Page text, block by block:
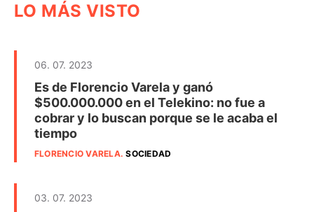
LO MÁS VISTO
06. 07. 2023
Es de Florencio Varela y ganó
$500.000.000 en el Telekino: no fue a
cobrar y lo buscan porque se le acaba el
tiempo
FLORENCIO VARELA.SOCIEDAD
03. 07. 2023